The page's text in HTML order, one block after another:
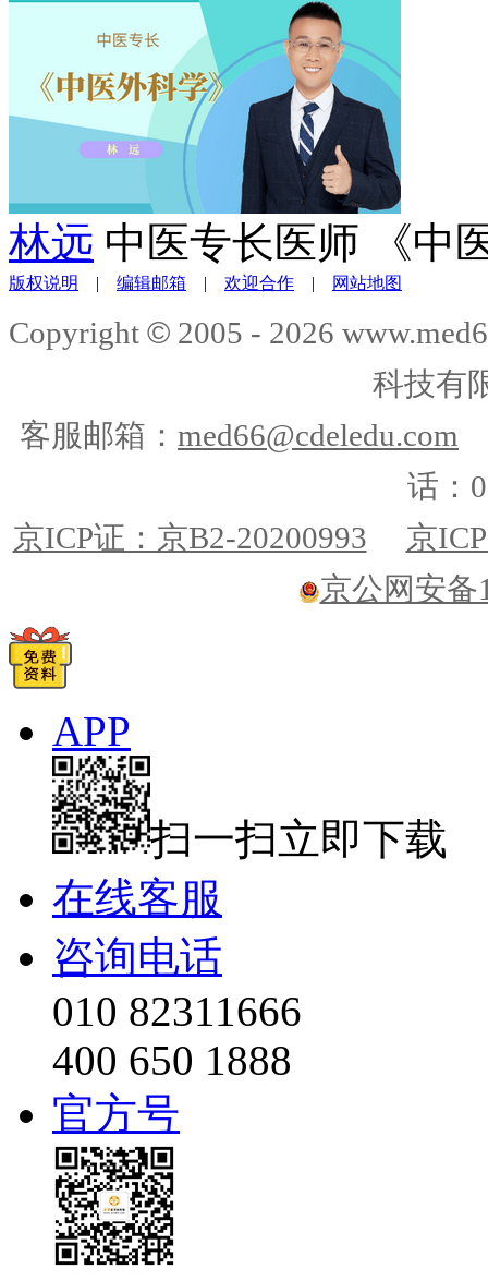
林远 中医专长医师 《中
版权说明 | 编辑邮箱 | 欢迎合作 | 网站地图
Copyright © 2005 - 2026
科技有
客服邮箱： med66@cdeledu.com
话：
京ICP证：京B2-20200993
京
京公网安备
APP
扫一扫立即下载
在线客服
咨询电话
010 82311666
400 650 1888
官方号